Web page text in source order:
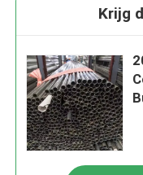
Krijg